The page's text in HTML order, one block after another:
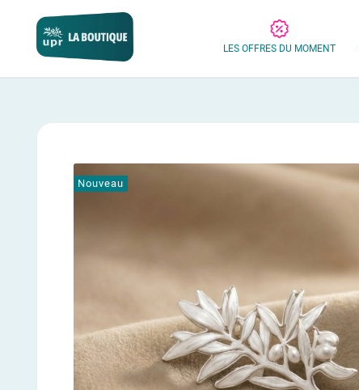
LES OFFRES DU MOMENT
Nouveau